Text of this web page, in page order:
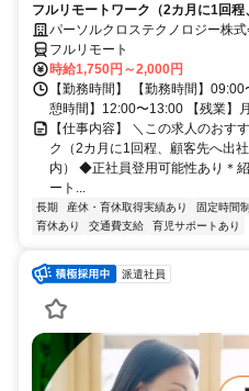
フルリモートワーク（2カ月に1回
（10時間以内）/正社員登用可能性
スタート/経験を活かせます
パーソルクロステクノロジー株式
フルリモート
時給1,750円～2,000円
【勤務時間】 【勤務時間】
憩時間】12:00〜13:00 【残業】
【仕事内容】 ＼この求人のお
ク（2カ月に1回程、顧客先へ出
内） ◆正社員登用可能性あり＊
ート...
長期 産休・育休取得実績あり 固定時間制
育休あり
交通費支給 育児サポートあり
派遣社員